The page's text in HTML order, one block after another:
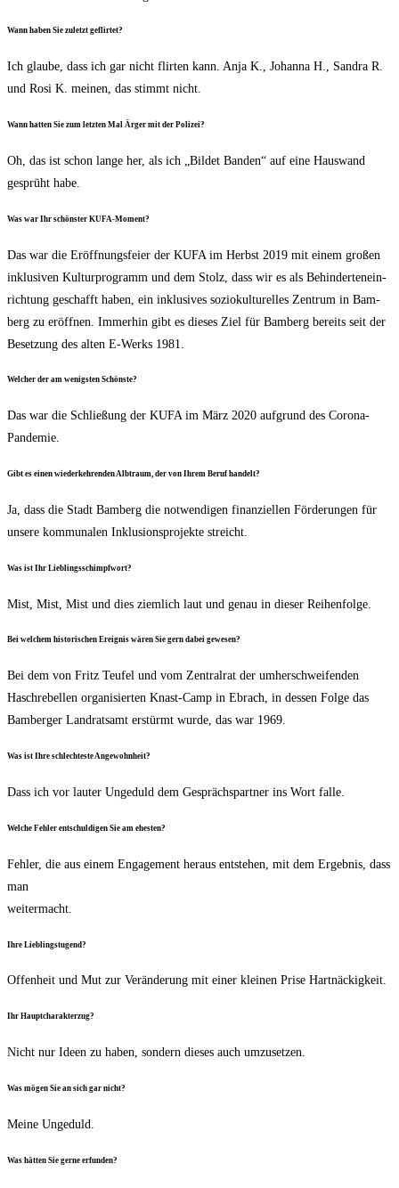
Wann haben Sie zuletzt geflirtet?
Ich glau­be, dass ich gar nicht flir­ten kann. Anja K., Johan­na H., San­dra R.
und Rosi K. mei­nen, das stimmt nicht.
Wann hat­ten Sie zum letz­ten Mal Ärger mit der Polizei?
Oh, das ist schon lan­ge her, als ich „Bil­det Ban­den“ auf eine Haus­wand
gesprüht habe.
Was war Ihr schöns­ter KUFA-Moment?
Das war die Eröff­nungs­fei­er der KUFA im Herbst 2019 mit einem gro­ßen
inklu­si­ven Kul­tur­pro­gramm und dem Stolz, dass wir es als Behin­der­ten­ein­
rich­tung geschafft haben, ein inklu­si­ves sozio­kul­tu­rel­les Zen­trum in Bam­
berg zu eröff­nen. Immer­hin gibt es die­ses Ziel für Bam­berg bereits seit der
Beset­zung des alten E‑Werks 1981.
Wel­cher der am wenigs­ten Schönste?
Das war die Schlie­ßung der KUFA im März 2020 auf­grund des Corona-
Pandemie.
Gibt es einen wie­der­keh­ren­den Alb­traum, der von Ihrem Beruf handelt?
Ja, dass die Stadt Bam­berg die not­wen­di­gen finan­zi­el­len För­de­run­gen für
unse­re kom­mu­na­len Inklu­si­ons­pro­jek­te streicht.
Was ist Ihr Lieblingsschimpfwort?
Mist, Mist, Mist und dies ziem­lich laut und genau in die­ser Reihenfolge.
Bei wel­chem his­to­ri­schen Ereig­nis wären Sie gern dabei gewesen?
Bei dem von Fritz Teu­fel und vom Zen­tral­rat der umher­schwei­fen­den
Hasch­re­bel­len orga­ni­sier­ten Knast-Camp in Ebrach, in des­sen Fol­ge das
Bam­ber­ger Land­rats­amt erstürmt wur­de, das war 1969.
Was ist Ihre schlech­tes­te Angewohnheit?
Dass ich vor lau­ter Unge­duld dem Gesprächs­part­ner ins Wort falle.
Wel­che Feh­ler ent­schul­di­gen Sie am ehesten?
Feh­ler, die aus einem Enga­ge­ment her­aus ent­ste­hen, mit dem Ergeb­nis, dass
man
wei­ter­macht.
Ihre Lieb­lings­tu­gend?
Offen­heit und Mut zur Ver­än­de­rung mit einer klei­nen Pri­se Hartnäckigkeit.
Ihr Haupt­cha­rak­ter­zug?
Nicht nur Ideen zu haben, son­dern die­ses auch umzusetzen.
Was mögen Sie an sich gar nicht?
Mei­ne Ungeduld.
Was hät­ten Sie ger­ne erfunden?